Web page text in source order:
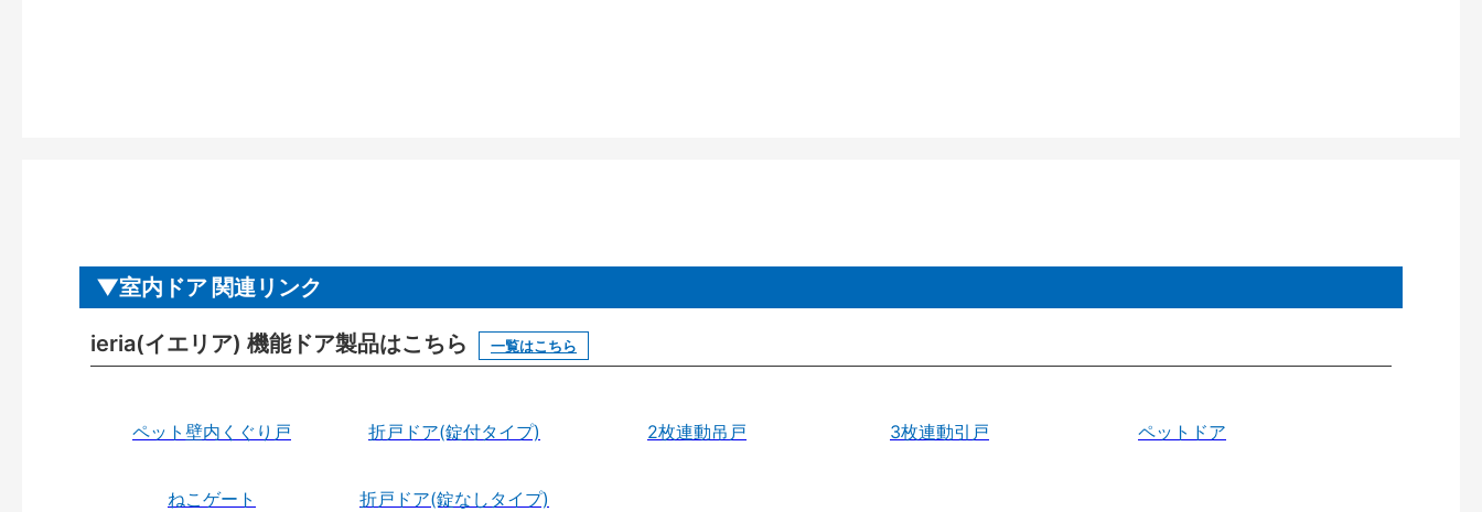
室内ドア 関連リンク
ieria(イエリア) 機能ドア製品はこちら 一覧はこちら
ペット壁内くぐり戸 折戸ドア(錠付タイプ) 2枚連動吊戸 3枚連動引戸 ペットドア
ねこゲート 折戸ドア(錠なしタイプ)